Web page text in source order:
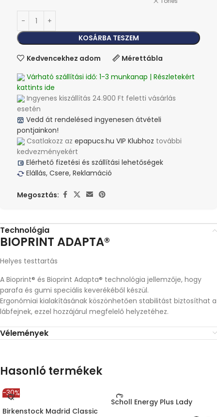
KOSÁRBA TESZEM
Kedvencekhez adom
Mérettábla
Várható szállítási idő: 1-3 munkanap | Részletekért
kattints ide
Ingyenes kiszállítás 24.900 Ft feletti vásárlás
esetén
Vedd át rendelésed ingyenesen átvételi
pontjainkon!
Csatlakozz az epapucs.hu VIP Klubhoz további
kedvezményekért
Elérhető fizetési és szállítási lehetőségek
Elállás, Csere, Reklamáció
Megosztás:
Technológia
BIOPRINT ADAPTA®
Helyes testtartás
A Bioprint® és Bioprint Adapta® technológia jellemzője, hogy
parafa és gumi speciális keverékéből készül.
Ergonómiai kialakításának köszönhetően stabilitást biztosíthat a
lábfejnek, ezzel hozzájárul megfelelő helyzetéhez.
Vélemények
Hasonló termékek
-30%
Birkenstock Madrid Classic
Scholl Energy Plus Lady